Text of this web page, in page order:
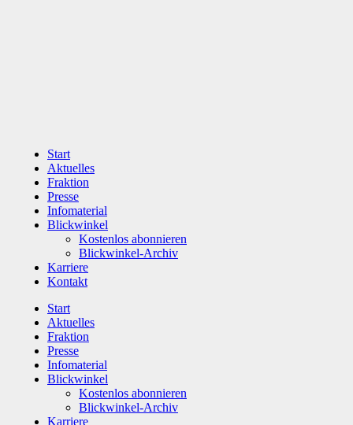
Start
Aktuelles
Fraktion
Presse
Infomaterial
Blickwinkel
Kostenlos abonnieren
Blickwinkel-Archiv
Karriere
Kontakt
Start
Aktuelles
Fraktion
Presse
Infomaterial
Blickwinkel
Kostenlos abonnieren
Blickwinkel-Archiv
Karriere